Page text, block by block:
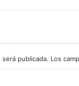
publicada. Los